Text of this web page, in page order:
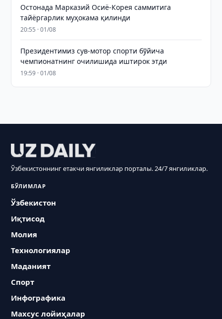
Остонада Марказий Осиё-Корея саммитига
тайёргарлик муҳокама қилинди
20:55 · 01/08
Президентимиз сув-мотор спорти бўйича
чемпионатнинг очилишида иштирок этди
19:59 · 01/08
Ўзбекистоннинг етакчи янгиликлар порталы. 24/7 янгиликлар.
БЎЛИМЛАР
Ўзбекистон
Иқтисод
Молия
Технологиялар
Маданият
Спорт
Инфографика
Махсус лойиҳалар